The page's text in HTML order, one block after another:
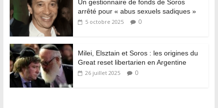
Un gestionnaire de fonds de Soros
arrêté pour « abus sexuels sadiques »
5 octobre 2025 0
Milei, Elsztain et Soros : les origines du
Great reset libertarien en Argentine
26 juillet 2025 0